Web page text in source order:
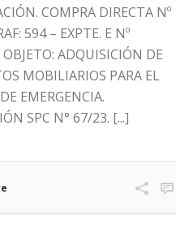
COMPRA DIRECTA Nº
594 – EXPTE. E Nº
ADQUISICIÓN DE
MOBILIARIOS PARA EL
EMERGENCIA.
SPC N° 67/23. [...]